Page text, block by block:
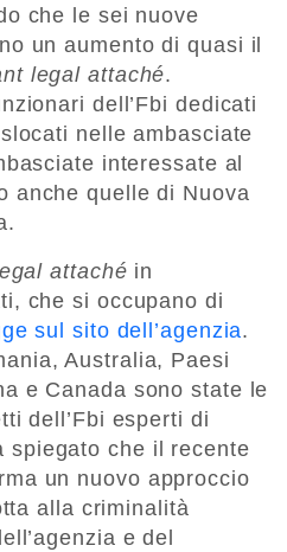
che le sei nuove
un aumento di quasi il
legal attaché.
dell’Fbi dedicati
nelle ambasciate
interessate al
anche quelle di Nuova
attaché in
che si occupano di
sul sito dell’agenzia.
Australia, Paesi
e Canada sono state le
dell’Fbi esperti di
spiegato che il recente
un nuovo approccio
alla criminalità
e del